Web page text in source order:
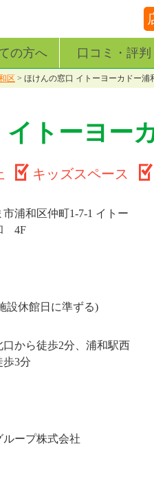
の方へ 口コミ・評判
区 > ほけんの窓口 イトーヨーカドー浦
トーヨー
キッズスペース
浦和区仲町1-7-1 イトー
4F
設休館日に準ずる)
から徒歩2分、浦和駅西
歩3分
ープ株式会社